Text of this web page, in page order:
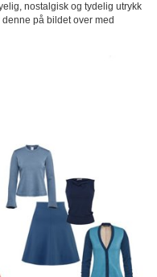
nostalgisk og tydelig utrykk
på bildet over med